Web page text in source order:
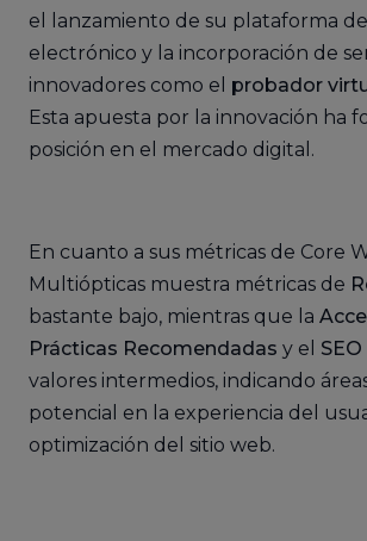
el lanzamiento de su plataforma
electrónico y la incorporación de
innovadores como el probador
Esta apuesta por la innovación ha
posición en el mercado digital.
En cuanto a sus métricas de Core
Multiópticas muestra métricas de
bastante bajo, mientras que la
Prácticas Recomendadas y el SEO
valores intermedios, indicando
potencial en la experiencia del
optimización del sitio web.